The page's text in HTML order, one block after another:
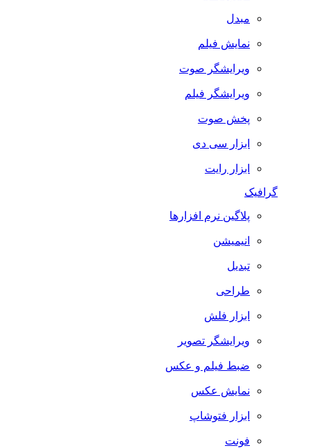
مبدل
نمایش فیلم
ویرایشگر صوت
ویرایشگر فیلم
پخش صوت
ابزار سی دی
ابزار رایت
گرافیک
پلاگین نرم افزارها
انیمیشن
تبدیل
طراحی
ابزار فلش
ویرایشگر تصویر
ضبط فيلم و عكس
نمایش عکس
ابزار فتوشاپ
فونت